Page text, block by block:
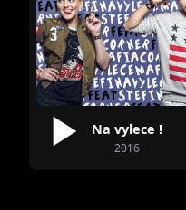
Na vylece !
2016